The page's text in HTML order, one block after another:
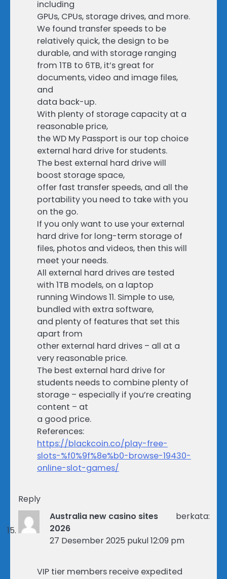
including
GPUs, CPUs, storage drives, and more.
We found transfer speeds to be
relatively quick, the design to be
durable, and with storage ranging
from 1TB to 6TB, it’s great for
documents, video and image files,
and
data back-up.
With plenty of storage capacity at a
reasonable price,
the WD My Passport is our top choice
external hard drive for students.
The best external hard drive will
boost storage space,
offer fast transfer speeds, and all the
portability you need to take with you
on the go.
If you only want to use your external
hard drive for long-term storage of
files, photos and videos, then this will
meet your needs.
All external hard drives are tested
with 1TB models, on a laptop
running Windows 11. Simple to use,
bundled with extra software,
and plenty of features that set this
apart from
other external hard drives – all at a
very reasonable price.
The best external hard drive for
students needs to combine plenty of
storage – especially if you’re creating
content – at
a good price.
References:
https://blackcoin.co/play-free-
slots-%f0%9f%8e%b0-browse-19430-
online-slot-games/
Reply
Australia new casino sites
2026
berkata:
27 Desember 2025 pukul 12:09 pm
VIP tier members receive expedited